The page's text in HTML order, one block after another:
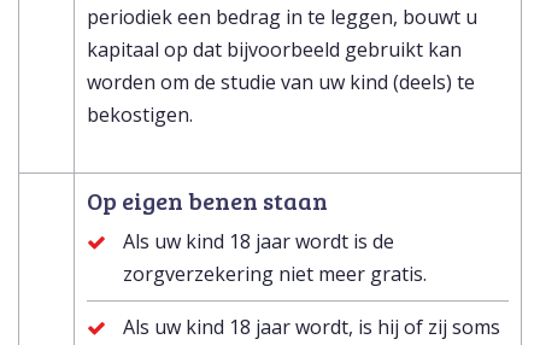
periodiek een bedrag in te leggen, bouwt u
kapitaal op dat bijvoorbeeld gebruikt kan
worden om de studie van uw kind (deels) te
bekostigen.
Op eigen benen staan
Als uw kind 18 jaar wordt is de
zorgverzekering niet meer gratis.
Als uw kind 18 jaar wordt, is hij of zij soms